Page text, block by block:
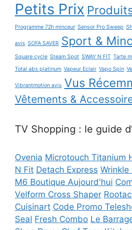
Petits Prix
Programme 72h minceur Sensor Pro Sweep
avis SOFA SAVER Sport &
Square cycle Steam Spot SWAY N FIT Tarte
Total abs platinum Vapeur Eclair Vapo Spin
Vibrantmotion avis Vus
Vêtements &
TV Shopping : le guide
Ovenia Microtouch Titanium
N Fit Detach Express Wrinkle
M6 Boutique Aujourd'hui
Velform Cross Shaper
Cuisinart Code Promo
Seal Fresh Combo Le